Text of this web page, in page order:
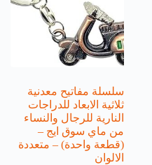
سلسلة مفاتيح معدنية
ثلاثية الابعاد للدراجات
النارية للرجال والنساء
من ماي سوق ايج –
(قطعة واحدة) – متعددة
الالوان